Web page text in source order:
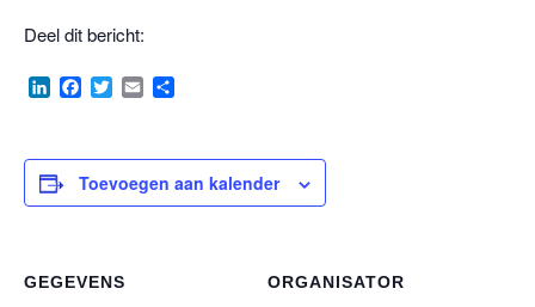
Deel dit bericht:
LinkedInFacebook
TwitterEmail
Toevoegen aan kalender
GEGEVENS ORGANISATOR